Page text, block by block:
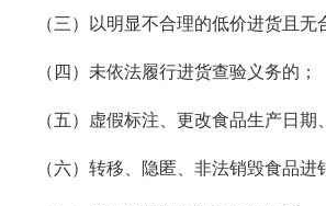
（三）以明显不合理的低价进货且无
（四）未依法履行进货查验义务的；
（五）虚假标注、更改食品生产日期
（六）转移、隐匿、非法销毁食品进